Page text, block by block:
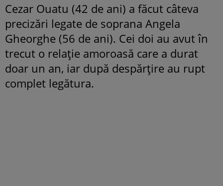
Cezar Ouatu (42 de ani) a făcut câteva
precizări legate de soprana Angela
Gheorghe (56 de ani). Cei doi au avut în
trecut o relație amoroasă care a durat
doar un an, iar după despărțire au rupt
complet legătura.